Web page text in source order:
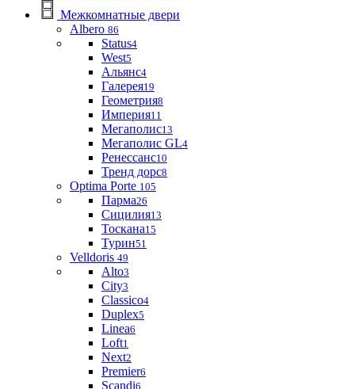
Межкомнатные двери
Albero 86
Status4
West5
Альянс4
Галерея19
Геометрия8
Империя11
Мегаполис13
Мегаполис GL4
Ренессанс10
Тренд дорс8
Optima Porte 105
Парма26
Сицилия13
Тоскана15
Турин51
Velldoris 49
Alto3
City3
Classico4
Duplex5
Linea6
Loft1
Next2
Premier6
Scandi6